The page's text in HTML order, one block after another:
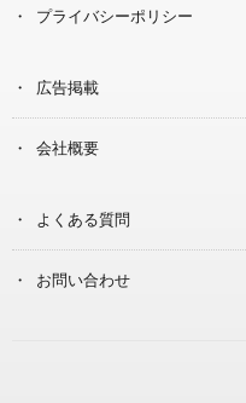
プライバシーポリシー
広告掲載
会社概要
よくある質問
お問い合わせ